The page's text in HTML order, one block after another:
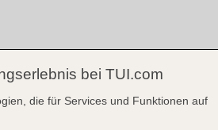
bei TUI.com
die für Services und Funktionen auf